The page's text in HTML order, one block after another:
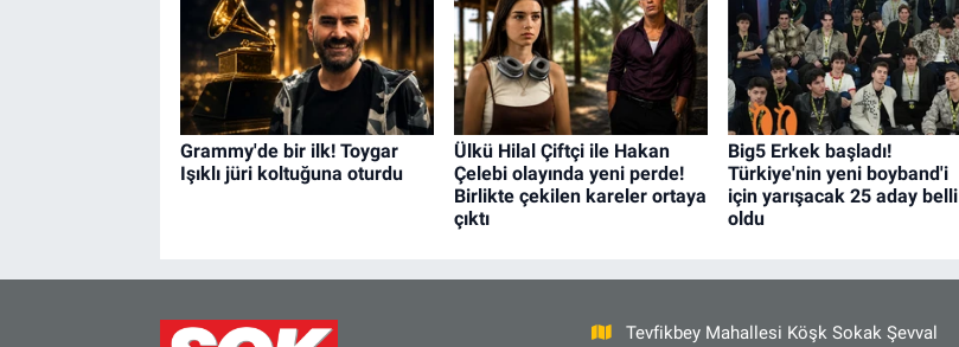
Grammy'de bir ilk! Toygar
Işıklı jüri koltuğuna oturdu
Ülkü Hilal Çiftçi ile Hakan
Çelebi olayında yeni perde!
Birlikte çekilen kareler ortaya
çıktı
Big5 Erkek başladı!
Türkiye'nin yeni boyband'i
için yarışacak 25 aday belli
oldu
Tevfikbey Mahallesi Köşk Sokak Şevval